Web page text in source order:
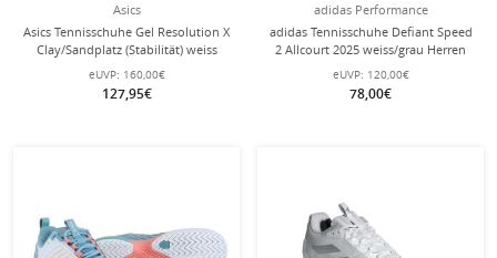
Asics
Asics Tennisschuhe Gel Resolution X
Clay/Sandplatz (Stabilität) weiss
Herren
eUVP: 160,00€
127,95€
adidas Performance
adidas Tennisschuhe Defiant Speed
2 Allcourt 2025 weiss/grau Herren
eUVP: 120,00€
78,00€